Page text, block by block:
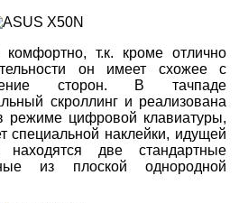
т.к. кроме отлично
он имеет схожее с
сторон. В тачпаде
скроллинг и реализована
режиме цифровой клавиатуры,
специальной наклейки, идущей
две стандартные
из плоской однородной